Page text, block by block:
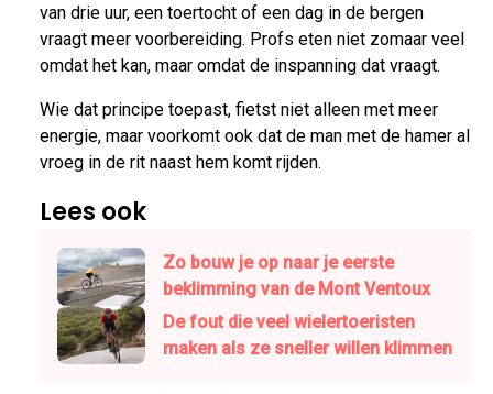
van drie uur, een toertocht of een dag in de bergen
vraagt meer voorbereiding. Profs eten niet zomaar veel
omdat het kan, maar omdat de inspanning dat vraagt.
Wie dat principe toepast, fietst niet alleen met meer
energie, maar voorkomt ook dat de man met de hamer al
vroeg in de rit naast hem komt rijden.
Lees ook
Zo bouw je op naar je eerste
beklimming van de Mont Ventoux
De fout die veel wielertoeristen
maken als ze sneller willen klimmen